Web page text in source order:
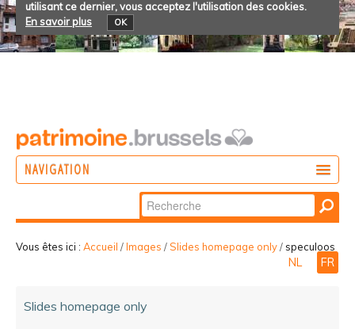
utilisant ce dernier, vous acceptez l'utilisation des cookies.
En savoir plus
OK
NAVIGATION
Chercher par
Recherche
avancée…
Vous êtes ici : Accueil /Images /Slides homepage only/ speculoos
NL FR
Slides homepage only